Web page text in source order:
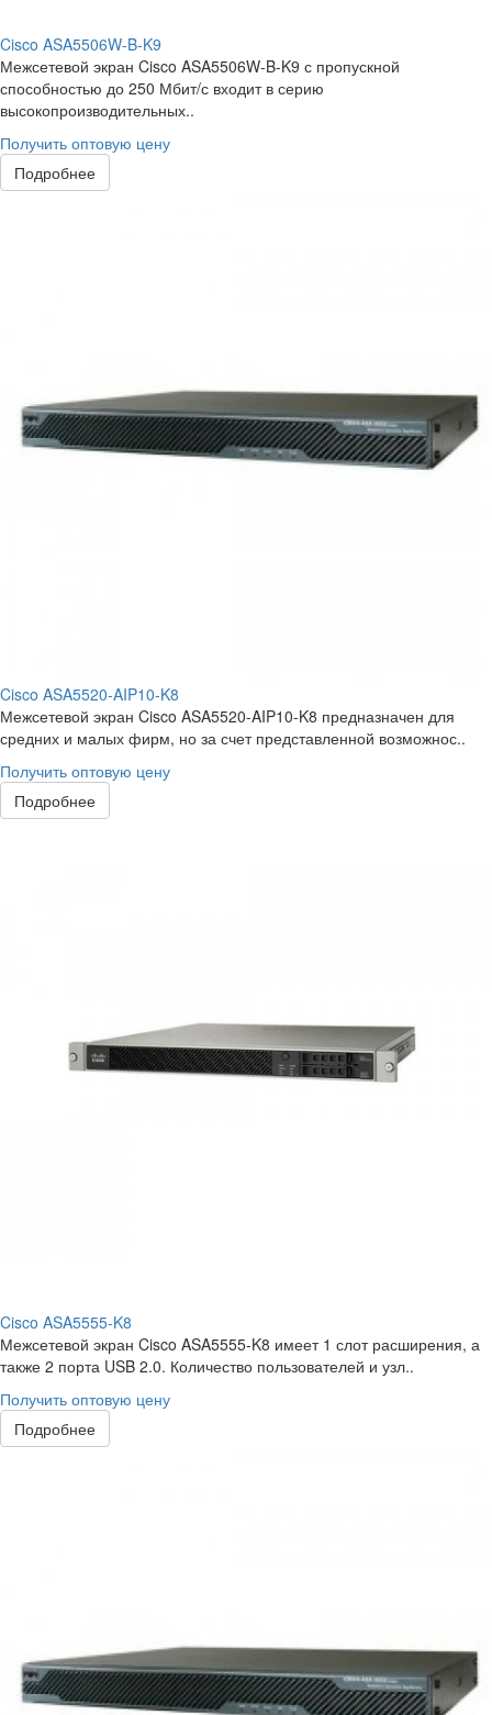
Cisco ASA5506W-B-K9
Межсетевой экран Cisco ASA5506W-B-K9 с пропускной
способностью до 250 Мбит/с входит в серию
высокопроизводительных..
Получить оптовую цену
Подробнее
Cisco ASA5520-AIP10-K8
Межсетевой экран Cisco ASA5520-AIP10-K8 предназначен для
средних и малых фирм, но за счет представленной возможнос..
Получить оптовую цену
Подробнее
Cisco ASA5555-K8
Межсетевой экран Cisco ASA5555-K8 имеет 1 слот расширения, а
также 2 порта USB 2.0. Количество пользователей и узл..
Получить оптовую цену
Подробнее